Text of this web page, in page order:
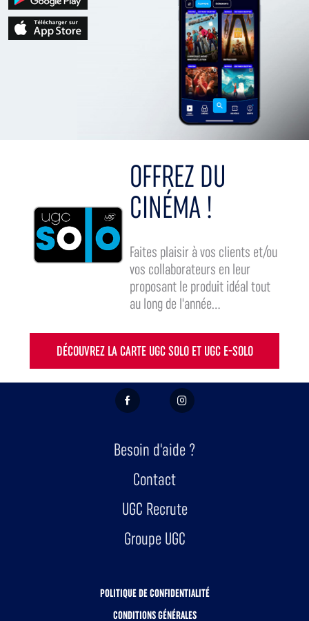
OFFREZ DU
CINÉMA !
Faites plaisir à vos clients et/ou
vos collaborateurs en leur
proposant le produit idéal tout
au long de l'année...
DÉCOUVREZ LA CARTE UGC SOLO ET UGC E-SOLO
FACEBOOK INSTAGRAM
Besoin d'aide ?
Contact
UGC Recrute
Groupe UGC
POLITIQUE DE CONFIDENTIALITÉ
CONDITIONS GÉNÉRALES